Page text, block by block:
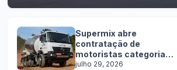
Supermix abre
contratação de
motoristas categoria
C, D e E
julho 29, 2026